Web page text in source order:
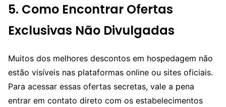
5. Como Encontrar Ofertas
Exclusivas Não Divulgadas
Muitos dos melhores descontos em hospedagem não
estão visíveis nas plataformas online ou sites oficiais.
Para acessar essas ofertas secretas, vale a pena
entrar em contato direto com os estabelecimentos